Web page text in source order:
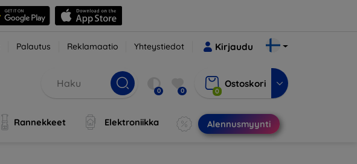
Palautus Reklamaatio Yhteystiedot Kirjaudu
0 0 0
Ostoskori
Rannekkeet Elektroniikka Alennusmyynti